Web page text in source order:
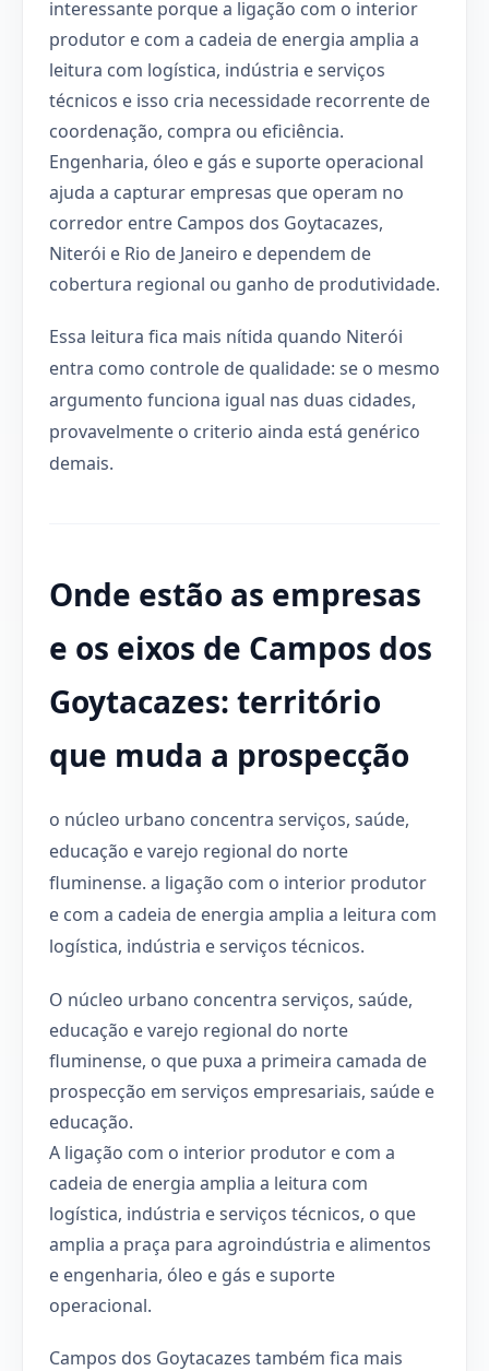
interessante porque a ligação com o interior
produtor e com a cadeia de energia amplia a
leitura com logística, indústria e serviços
técnicos e isso cria necessidade recorrente de
coordenação, compra ou eficiência.
Engenharia, óleo e gás e suporte operacional
ajuda a capturar empresas que operam no
corredor entre Campos dos Goytacazes,
Niterói e Rio de Janeiro e dependem de
cobertura regional ou ganho de produtividade.
Essa leitura fica mais nítida quando Niterói
entra como controle de qualidade: se o mesmo
argumento funciona igual nas duas cidades,
provavelmente o criterio ainda está genérico
demais.
Onde estão as empresas
e os eixos de Campos dos
Goytacazes: território
que muda a prospecção
o núcleo urbano concentra serviços, saúde,
educação e varejo regional do norte
fluminense. a ligação com o interior produtor
e com a cadeia de energia amplia a leitura com
logística, indústria e serviços técnicos.
O núcleo urbano concentra serviços, saúde,
educação e varejo regional do norte
fluminense, o que puxa a primeira camada de
prospecção em serviços empresariais, saúde e
educação.
A ligação com o interior produtor e com a
cadeia de energia amplia a leitura com
logística, indústria e serviços técnicos, o que
amplia a praça para agroindústria e alimentos
e engenharia, óleo e gás e suporte
operacional.
Campos dos Goytacazes também fica mais